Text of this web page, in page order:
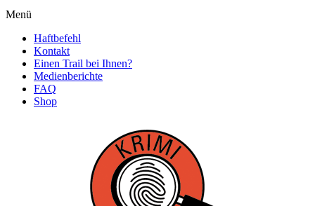
Menü
Haftbefehl
Kontakt
Einen Trail bei Ihnen?
Medienberichte
FAQ
Shop